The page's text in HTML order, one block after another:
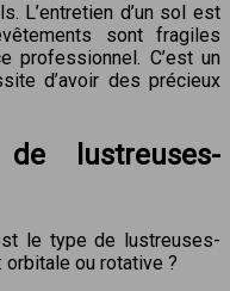
L’entretien d’un sol est
sont fragiles
professionnel. C’est un
d’avoir des précieux
lustreuses-
le type de lustreuses-
ou rotative ?